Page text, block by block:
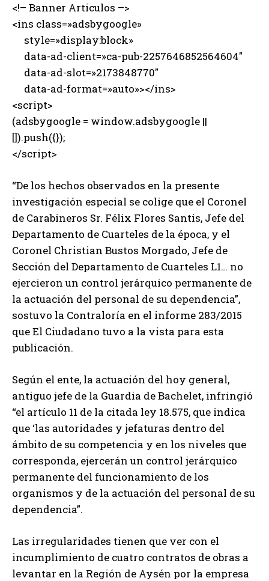
<!– Banner Articulos –>
<ins class=»adsbygoogle»
style=»display:block»
data-ad-client=»ca-pub-2257646852564604″
data-ad-slot=»2173848770″
data-ad-format=»auto»></ins>
<script>
(adsbygoogle = window.adsbygoogle ||
[]).push({});
</script>
“De los hechos observados en la presente
investigación especial se colige que el Coronel
de Carabineros Sr. Félix Flores Santis, Jefe del
Departamento de Cuarteles de la época, y el
Coronel Christian Bustos Morgado, Jefe de
Sección del Departamento de Cuarteles L1… no
ejercieron un control jerárquico permanente de
la actuación del personal de su dependencia”,
sostuvo la Contraloría en el informe 283/2015
que El Ciudadano tuvo a la vista para esta
publicación.
Según el ente, la actuación del hoy general,
antiguo jefe de la Guardia de Bachelet, infringió
“el artículo 11 de la citada ley 18.575, que indica
que ‘las autoridades y jefaturas dentro del
ámbito de su competencia y en los niveles que
corresponda, ejercerán un control jerárquico
permanente del funcionamiento de los
organismos y de la actuación del personal de su
dependencia”.
Las irregularidades tienen que ver con el
incumplimiento de cuatro contratos de obras a
levantar en la Región de Aysén por la empresa